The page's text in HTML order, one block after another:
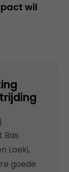
wil
Bas
Loeki,
goede